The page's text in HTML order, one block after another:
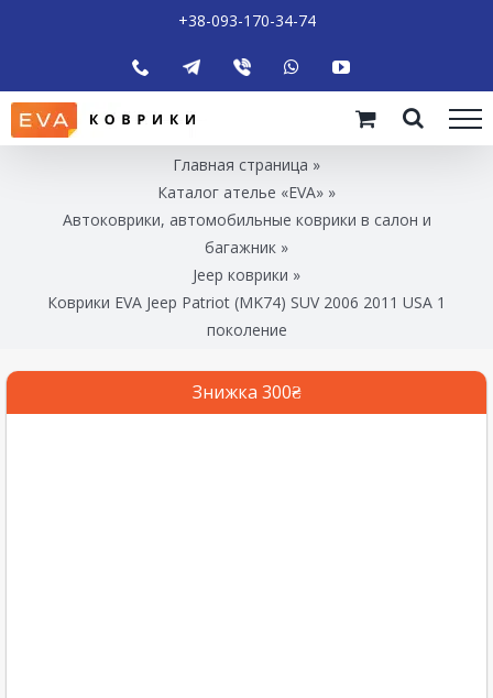
+38-093-170-34-74
Главная страница »
Каталог ателье «EVA» »
Автоковрики, автомобильные коврики в салон и
багажник »
Jeep коврики »
Коврики EVA Jeep Patriot (MK74) SUV 2006 2011 USA 1
поколение
Знижка 300₴